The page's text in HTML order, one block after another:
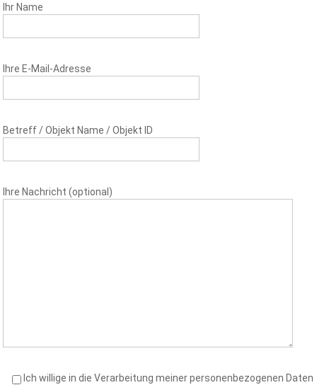
Ihr Name
Ihre E-Mail-Adresse
Betreff / Objekt Name / Objekt ID
Ihre Nachricht (optional)
Ich willige in die Verarbeitung meiner personenbezogenen Daten